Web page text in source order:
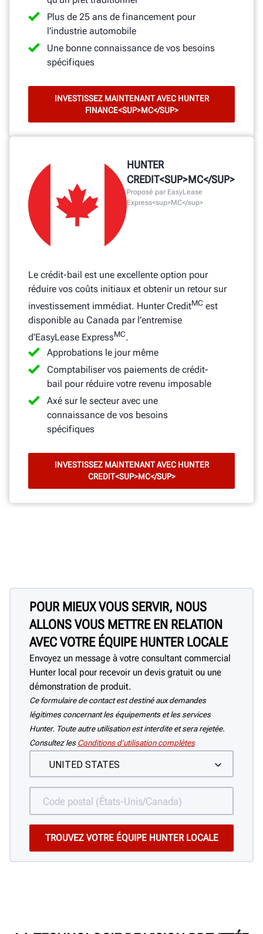
Plus de 25 ans de financement pour
l’industrie automobile
Une bonne connaissance de vos besoins
spécifiques
INVESTISSEZ MAINTENANT AVEC HUNTER
FINANCE<SUP>MC</SUP>
HUNTER
CREDIT<SUP>MC</SUP>
Proposé par EasyLease
Express<sup>MC</sup>
Le crédit-bail est une excellente option pour
réduire vos coûts initiaux et obtenir un retour sur
investissement immédiat. Hunter CreditMC est
disponible au Canada par l’entremise
d’EasyLease ExpressMC.
Approbations le jour même
Comptabiliser vos paiements de crédit-
bail pour réduire votre revenu imposable
Axé sur le secteur avec une
connaissance de vos besoins
spécifiques
INVESTISSEZ MAINTENANT AVEC HUNTER
CREDIT<SUP>MC</SUP>
POUR MIEUX VOUS SERVIR, NOUS
ALLONS VOUS METTRE EN RELATION
AVEC VOTRE ÉQUIPE HUNTER LOCALE
Envoyez un message à votre consultant commercial
Hunter local pour recevoir un devis gratuit ou une
démonstration de produit.
Ce formulaire de contact est destiné aux demandes
légitimes concernant les équipements et les services
Hunter. Toute autre utilisation est interdite et sera rejetée.
Consultez les Conditions d’utilisation complètes